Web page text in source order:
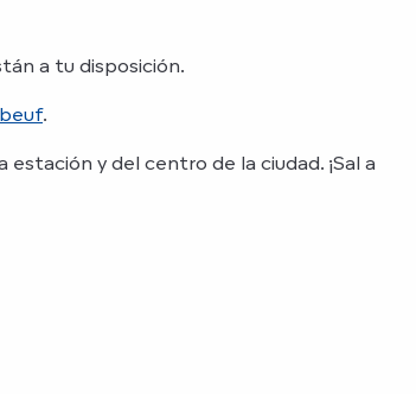
a tu disposición.
.
y del centro de la ciudad. ¡Sal a